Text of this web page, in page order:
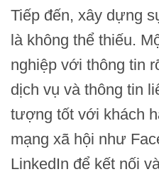
Tiếp đến, xây dựng
là không thể thiếu.
nghiệp với thông tin
dịch vụ và thông tin
tượng tốt với khách
mạng xã hội như
LinkedIn để kết nối